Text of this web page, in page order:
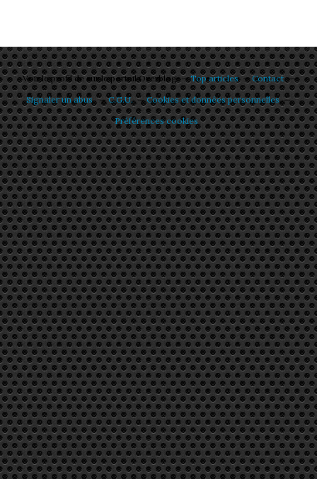
Voir le profil desur le portail Overblog Top articles
Contact
Signaler un abus
C.G.U.
Cookies et données personnelles
Préférences cookies